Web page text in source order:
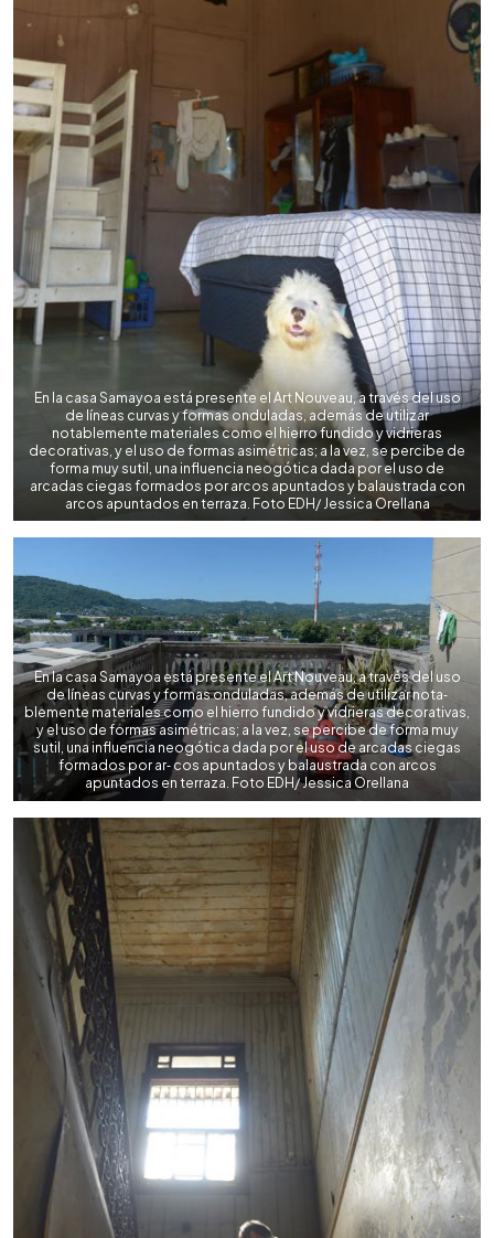
En la casa Samayoa está presente el Art Nouveau, a través del uso
de líneas curvas y formas onduladas, además de utilizar
notablemente materiales como el hierro fundido y vidrieras
decorativas, y el uso de formas asimétricas; a la vez, se percibe de
forma muy sutil, una influencia neogótica dada por el uso de
arcadas ciegas formados por arcos apuntados y balaustrada con
arcos apuntados en terraza. Foto EDH/ Jessica Orellana
En la casa Samayoa está presente el Art Nouveau, a través del uso
de líneas curvas y formas onduladas, además de utilizar nota‑
blemente materiales como el hierro fundido y vidrieras decorativas,
y el uso de formas asimétricas; a la vez, se percibe de forma muy
sutil, una influencia neogótica dada por el uso de arcadas ciegas
formados por ar‑ cos apuntados y balaustrada con arcos
apuntados en terraza. Foto EDH/ Jessica Orellana